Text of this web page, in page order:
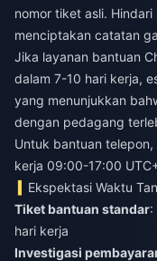
nomor tiket asli.
menciptakan catatan
Jika layanan bantuan
dalam 7-10 hari kerja,
yang menunjukkan
dengan pedagang
Untuk bantuan
kerja 09:00-17:00
Ekspektasi Waktu
Tiket bantuan standar:
hari kerja
Investigasi